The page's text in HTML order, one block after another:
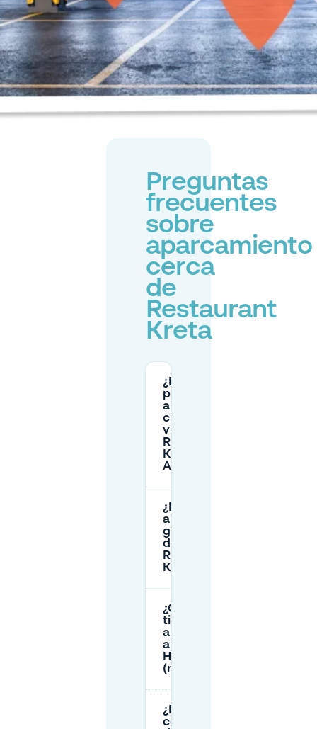
Preguntas
frecuentes
sobre
aparcamiento
cerca
de
Restaurant
Kreta
¿Dónde
puedo
aparcar
cuando
visite el
Restaurante
Kreta en
Almelo?
¿Puedo
aparcar
gratis cerca
del
Restaurante
Kreta?
¿Cuánto
tiempo está
abierto el
aparcamiento
Havenpassage
(nivel P14)?
¿Puedo
conducir